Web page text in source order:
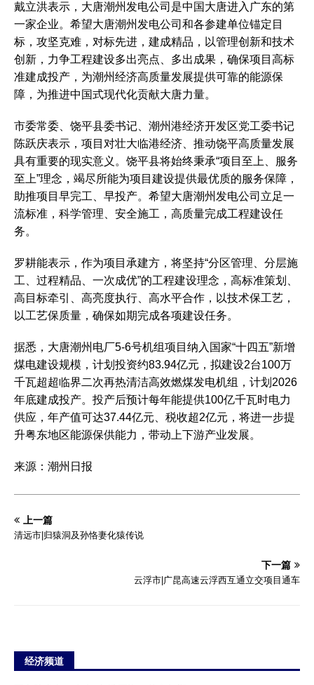
戴立洪表示，大唐潮州发电公司是中国大唐进入广东的第
一家企业。希望大唐潮州发电公司和各参建单位锚定目
标，攻坚克难，对标先进，建成精品，以管理创新和技术
创新，力争工程建设多出亮点、多出成果，确保项目高标
准建成投产，为潮州经济高质量发展提供可靠的能源保
障，为推进中国式现代化贡献大唐力量。
市委常委、饶平县委书记、潮州港经济开发区党工委书记
陈跃庆表示，项目对壮大临港经济、推动饶平高质量发展
具有重要的现实意义。饶平县将始终秉承“项目至上、服务
至上”理念，竭尽所能为项目建设提供最优质的服务保障，
助推项目早完工、早投产。希望大唐潮州发电公司立足一
流标准，科学管理、安全施工，高质量完成工程建设任
务。
罗耕能表示，作为项目承建方，将坚持“分区管理、分层施
工、过程精品、一次成优”的工程建设理念，高标准策划、
高目标牵引、高亮度执行、高水平合作，以技术保工艺，
以工艺保质量，确保如期完成各项建设任务。
据悉，大唐潮州电厂5-6号机组项目纳入国家“十四五”新增
煤电建设规模，计划投资约83.94亿元，拟建设2台100万
千瓦超超临界二次再热清洁高效燃煤发电机组，计划2026
年底建成投产。投产后预计每年能提供100亿千瓦时电力
供应，年产值可达37.44亿元、税收超2亿元，将进一步提
升粤东地区能源保供能力，带动上下游产业发展。
来源：潮州日报
上一篇
清远市|归猿洞及孙恪妻化猿传说
下一篇
云浮市|广昆高速云浮西互通立交项目通车
经济频道